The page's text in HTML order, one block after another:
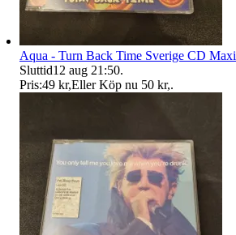
Aqua - Turn Back Time Sverige CD Maxi
Sluttid12 aug 21:50.
Pris:49 kr,Eller Köp nu 50 kr,.